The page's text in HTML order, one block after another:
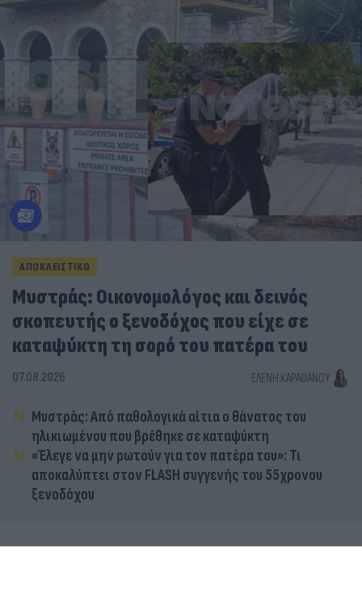
ΑΠΟΚΛΕΙΣΤΙΚΟ
Μυστράς: Οικονομολόγος και δεινός
σκοπευτής ο ξενοδόχος που είχε σε
καταψύκτη τη σορό του πατέρα του
07.08.2026 ΕΛΈΝΗ ΚΑΡΑΘΆΝΟΥ
Μυστράς: Από παθολογικά αίτια ο θάνατος του
ηλικιωμένου που βρέθηκε σε καταψύκτη
«Έλεγε να μην ρωτούν για τον πατέρα του»: Τι
αποκαλύπτει στον FLASH συγγενής του 55χρονου
ξενοδόχου